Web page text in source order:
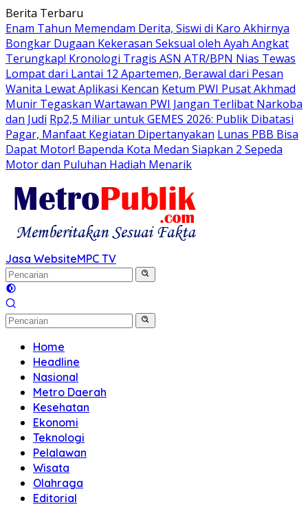
Langsung
ke
konten
Berita Terbaru
Enam Tahun Memendam Derita, Siswi di Karo Akhirnya
Bongkar Dugaan Kekerasan Seksual oleh Ayah Angkat
Terungkap! Kronologi Tragis ASN ATR/BPN Nias Tewas
Lompat dari Lantai 12 Apartemen, Berawal dari Pesan
Wanita Lewat Aplikasi Kencan Ketum PWI Pusat Akhmad
Munir Tegaskan Wartawan PWI Jangan Terlibat Narkoba
dan Judi Rp2,5 Miliar untuk GEMES 2026: Publik Dibatasi
Pagar, Manfaat Kegiatan Dipertanyakan Lunas PBB Bisa
Dapat Motor! Bapenda Kota Medan Siapkan 2 Sepeda
Motor dan Puluhan Hadiah Menarik
Jasa WebsiteMPC TV
Home
Headline
Nasional
Metro Daerah
Kesehatan
Ekonomi
Teknologi
Pelalawan
Wisata
Olahraga
Editorial